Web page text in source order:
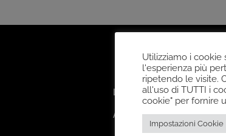
Area Associativa
L’associazione
Archivi
Utilizziamo i cookie
l'esperienza più
ripetendo le visite.
all'uso di TUTTI i
cookie" per fornire
Impostazioni Cookie